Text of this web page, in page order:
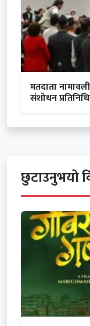
मतदाता
संशोधन
छुटाउनुभयो